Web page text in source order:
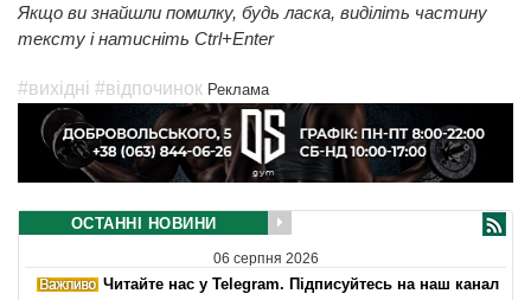
Якщо ви знайшли помилку, будь ласка, виділіть частину
тексту і натисніть Ctrl+Enter
#вихідні #відпочинок Реклама
ОСТАННІ НОВИНИ
06 серпня 2026
Читайте нас у Telegram. Підписуйтесь на наш канал